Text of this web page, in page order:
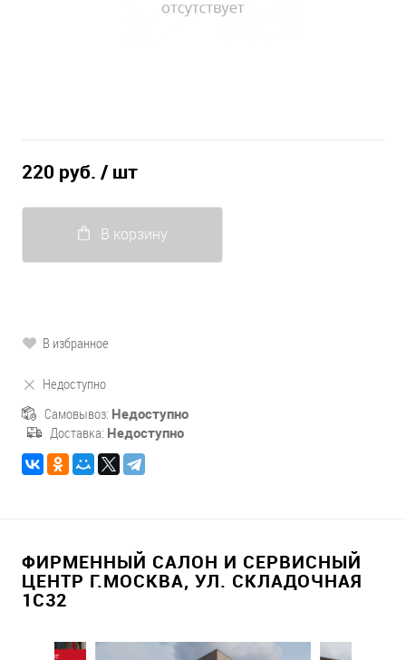
220 руб. / шт
В корзину
В избранное
Недоступно
Самовывоз: Недоступно
Доставка: Недоступно
ФИРМЕННЫЙ САЛОН И СЕРВИСНЫЙ
ЦЕНТР Г.МОСКВА, УЛ. СКЛАДОЧНАЯ
1С32